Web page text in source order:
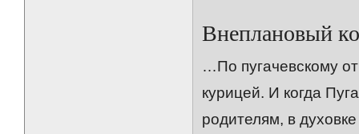
Внеплановый
…По пугачевскому
курицей. И когда
родителям, в